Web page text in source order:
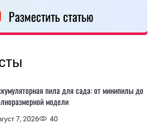
Разместить статью
7, 2026 40
пила для сада: от минипилы до
модели